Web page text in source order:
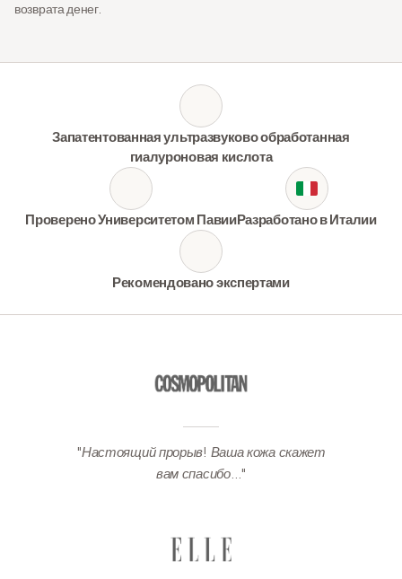
возврата денег.
Запатентованная ультразвуково обработанная
гиалуроновая кислота
Проверено Университетом ПавииРазработано в Италии
Рекомендовано экспертами
"Настоящий прорыв! Ваша кожа скажет
вам спасибо…"